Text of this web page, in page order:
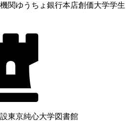
関ゆうちょ銀行本店創価大学学生
東京純心大学図書館